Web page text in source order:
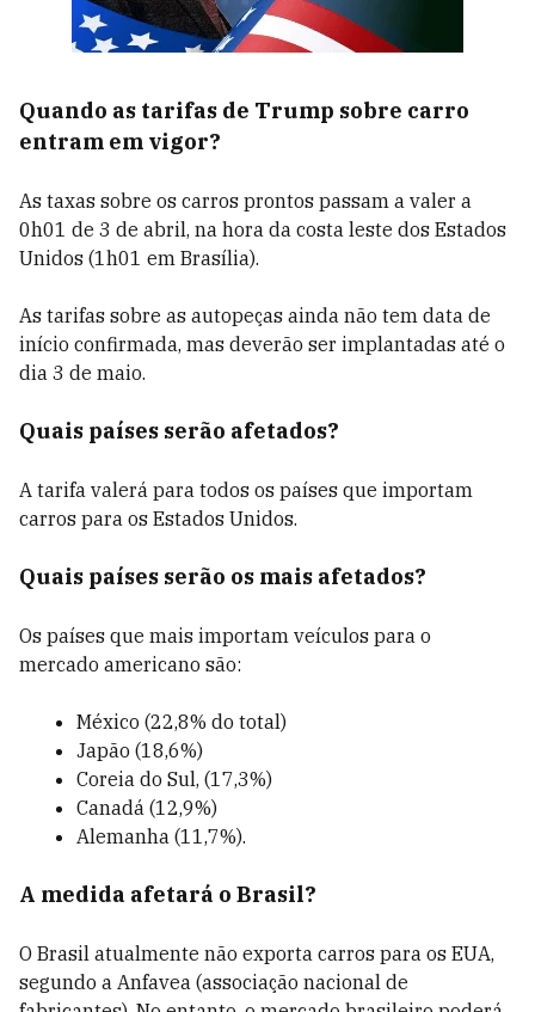
Quando as tarifas de Trump sobre carro
entram em vigor?
As taxas sobre os carros prontos passam a valer a
0h01 de 3 de abril, na hora da costa leste dos Estados
Unidos (1h01 em Brasília).
As tarifas sobre as autopeças ainda não tem data de
início confirmada, mas deverão ser implantadas até o
dia 3 de maio.
Quais países serão afetados?
A tarifa valerá para todos os países que importam
carros para os Estados Unidos.
Quais países serão os mais afetados?
Os países que mais importam veículos para o
mercado americano são:
México (22,8% do total)
Japão (18,6%)
Coreia do Sul, (17,3%)
Canadá (12,9%)
Alemanha (11,7%).
A medida afetará o Brasil?
O Brasil atualmente não exporta carros para os EUA,
segundo a Anfavea (associação nacional de